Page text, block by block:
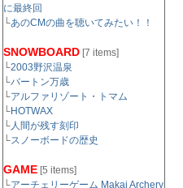
に最終回
└あのCMの曲を聴いてみたい！！
SNOWBOARD [7 items]
└2003野沢温泉
└バートン万歳
└アルファリゾート・トマム
└HOTWAX
└人間が残す刻印
└スノーボードの歴史
GAME [5 items]
└アーチェリーゲーム Makai Archery